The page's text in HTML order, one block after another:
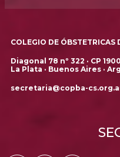
COLEGIO DE ÓBSTETRICAS
Diagonal 78 nº 322 · CP 1900
La Plata · Buenos Aires ·
secretaria@copba-